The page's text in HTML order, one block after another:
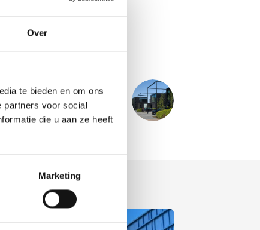
Over
te bieden en om ons
partners voor social
die u aan ze heeft
Marketing
NÄCHSTER PROJECT
Woningen Apeldoorn